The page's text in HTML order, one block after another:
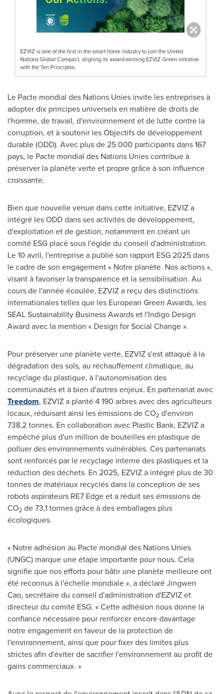
EZVIZ is one of the first in the smart home industry to join the United
Nations Global Compact, aligning its award-winning EZVIZ Green initiative
with the Ten Principles.
Le Pacte mondial des Nations Unies invite les entreprises à
adopter dix principes universels en matière de droits de
l'homme, de travail, d'environnement et de lutte contre la
corruption, et à soutenir les Objectifs de développement
durable (ODD). Avec plus de 25.000 participants dans 167
pays, le Pacte mondial des Nations Unies contribue à
préserver la planète verte et propre grâce à son influence
croissante.
Bien que nouvelle venue dans cette initiative, EZVIZ a
intégré les ODD dans ses activités de développement,
d'exploitation et de gestion, notamment en créant un
comité ESG placé sous l'égide du conseil d'administration.
Le 10 avril, l'entreprise a publié son rapport ESG 2025 dans
le cadre de son engagement « Notre planète. Nos actions »,
visant à favoriser la transparence et la sensibilisation. Au
cours de l'année écoulée, EZVIZ a reçu des distinctions
internationales telles que les European Green Awards, les
SEAL Sustainability Business Awards et l'Indigo Design
Award avec la mention « Design for Social Change ».
Pour préserver une planète verte, EZVIZ s'est attaqué à la
dégradation des sols, au réchauffement climatique, au
recyclage du plastique, à l'autonomisation des
communautés et à bien d'autres enjeux. En partenariat avec
Treedom, EZVIZ a planté 4 190 arbres avec des agriculteurs
locaux, réduisant ainsi les émissions de CO2 d'environ
738,2 tonnes. En collaboration avec Plastic Bank, EZVIZ a
empêché plus d'un million de bouteilles en plastique de
polluer des environnements vulnérables. Ces partenariats
sont renforcés par le recyclage interne des plastiques et la
réduction des déchets. En 2025, EZVIZ a intégré plus de 30
tonnes de matériaux recyclés dans la conception de ses
robots aspirateurs RE7 Edge et a réduit ses émissions de
CO2 de 73,1 tonnes grâce à des emballages plus
écologiques.
« Notre adhésion au Pacte mondial des Nations Unies
(UNGC) marque une étape importante pour nous. Cela
signifie que nos efforts pour bâtir une planète meilleure ont
été reconnus à l'échelle mondiale », a déclaré Jingwen
Cao, secrétaire du conseil d'administration d'EZVIZ et
directeur du comité ESG. « Cette adhésion nous donne la
confiance nécessaire pour renforcer encore davantage
notre engagement en faveur de la protection de
l'environnement, ainsi que pour fixer des limites plus
strictes afin d'éviter de sacrifier l'environnement au profit de
gains commerciaux. »